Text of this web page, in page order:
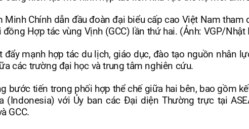
Minh Chính dẫn đầu đoàn đại biểu cấp cao Việt Nam tham
đồng Hợp tác vùng Vịnh (GCC) lần thứ hai. (Ảnh: VGP/Nhật
đẩy mạnh hợp tác du lịch, giáo dục, đào tạo nguồn nhân
các trường đại học và trung tâm nghiên cứu.
bước tiến trong phối hợp thể chế giữa hai bên, bao gồm
(Indonesia) với Ủy ban các Đại diện Thường trực tại
GCC.